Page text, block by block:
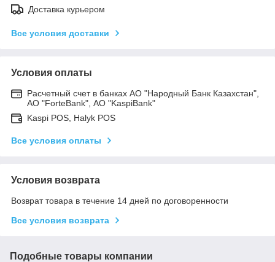
Доставка курьером
Все условия доставки
Условия оплаты
Расчетный счет в банках АО "Народный Банк Казахстан",
АО "ForteBank", АО "KaspiBank"
Kaspi POS, Halyk POS
Все условия оплаты
Условия возврата
Возврат товара в течение 14 дней по договоренности
Все условия возврата
Подобные товары компании